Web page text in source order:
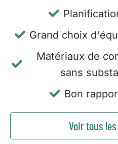
Grand choix
Matériaux de
sans
Bon
Voir tous